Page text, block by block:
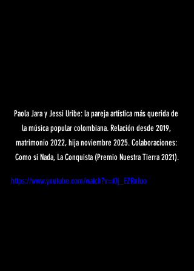
Paola Jara y Jessi Uribe: la pareja artística más querida de
la música popular colombiana. Relación desde 2019,
matrimonio 2022, hija noviembre 2025. Colaboraciones:
Como si Nada, La Conquista (Premio Nuestra Tierra 2021).
https://www.youtube.com/watch?v=t0j_EZRnfuo